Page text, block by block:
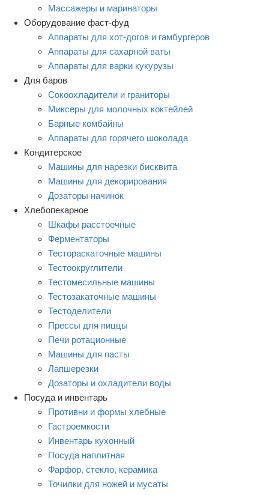
Массажеры и маринаторы
Оборудование фаст-фуд
Аппараты для хот-догов и гамбургеров
Аппараты для сахарной ваты
Аппараты для варки кукурузы
Для баров
Сокоохладители и граниторы
Миксеры для молочных коктейлей
Барные комбайны
Аппараты для горячего шоколада
Кондитерское
Машины для нарезки бисквита
Машины для декорирования
Дозаторы начинок
Хлебопекарное
Шкафы расстоечные
Ферментаторы
Тестораскаточные машины
Тестоокруглители
Тестомесильные машины
Тестозакаточные машины
Тестоделители
Прессы для пиццы
Печи ротационные
Машины для пасты
Лапшерезки
Дозаторы и охладители воды
Посуда и инвентарь
Противни и формы хлебные
Гастроемкости
Инвентарь кухонный
Посуда наплитная
Фарфор, стекло, керамика
Точилки для ножей и мусаты